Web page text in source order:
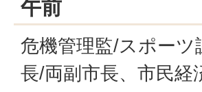
午前
危機管理監/スポーツ
長/両副市長、市民経